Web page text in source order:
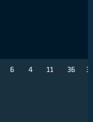
6 4 11 36 3